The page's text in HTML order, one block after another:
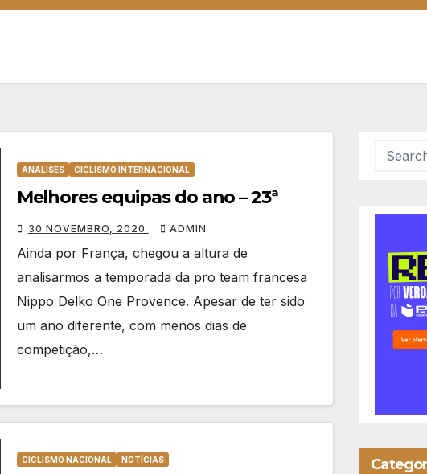
ANÁLISES CICLISMO INTERNACIONAL
Melhores equipas do ano – 23ª
30 NOVEMBRO, 2020 ADMIN
Ainda por França, chegou a altura de
analisarmos a temporada da pro team francesa
Nippo Delko One Provence. Apesar de ter sido
um ano diferente, com menos dias de
competição,…
CICLISMO NACIONAL NOTÍCIAS